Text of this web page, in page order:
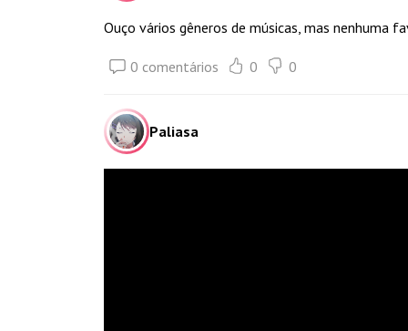
Ouço vários gêneros de músicas, mas nenhuma
0 comentários 0 0
Paliasa